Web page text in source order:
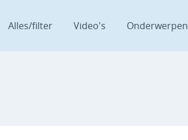
Alles/filter Video's Onderwerpen